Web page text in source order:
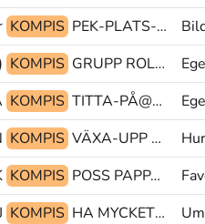
KOMPIS PEK-PLATS-DÄR@uppr PRO1 KÖRA-SKJUTS
KOMPIS GRUPP ROLIG TECKNA-SPRÅKA
KOMPIS TITTA-PÅ@z PAPPA DISKUTERA
KOMPIS VÄXA-UPP pek@& PEK
KOMPIS POSS PAPPA OMGIVNING
KOMPIS HA MYCKET PEK.FL